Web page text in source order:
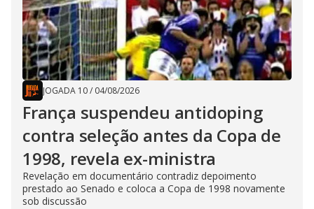
JOGADA 10/ 04/08/2026
França suspendeu antidoping
contra seleção antes da Copa de
1998, revela ex-ministra
Revelação em documentário contradiz depoimento
prestado ao Senado e coloca a Copa de 1998 novamente
sob discussão